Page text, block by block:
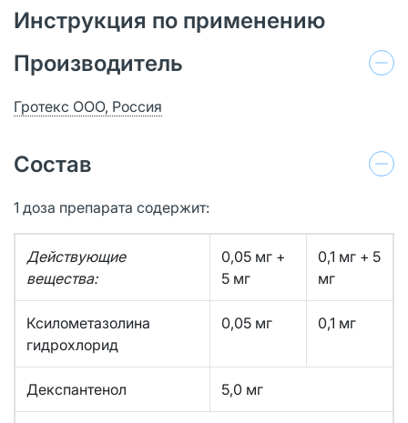
Инструкция по применению
Производитель
Гротекс ООО, Россия
Состав
1 доза препарата содержит:
Действующие
вещества:
0,05 мг +
5 мг
0,1 мг + 5
мг
Ксилометазолина
гидрохлорид
0,05 мг 0,1 мг
Декспантенол 5,0 мг